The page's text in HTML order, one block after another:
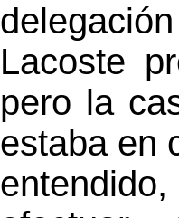
Lacoste
pero la
estaba en